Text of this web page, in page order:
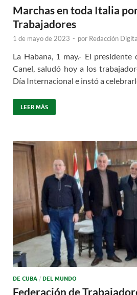
Marchas en toda Italia
Trabajadores
1 de mayo de 2023 - por Redacción
La Habana, 1 may.- El
Canel, saludó hoy a los
Día Internacional e instó a
LEER MÁS
DE CUBA / DEL MUNDO
Federación de